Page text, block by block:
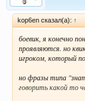
kop6en сказал(а): ↑
боевик, я конечно
проявляются. но
игроком, который
но фразы типа
говорить какой то